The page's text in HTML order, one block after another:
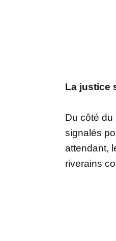
La justice
Du côté du
signalés
attendant,
riverains